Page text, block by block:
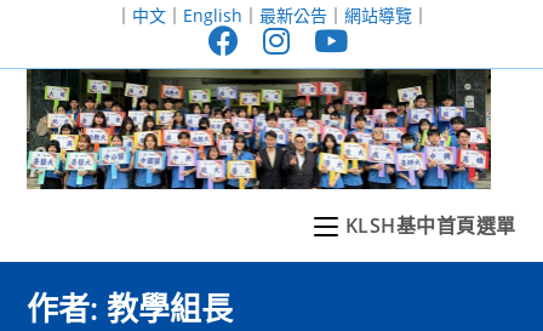
至
｜ 中文｜ English ｜ 最新公告｜ 網站導覽｜
KLSH基中首頁選單
作者:教學組長